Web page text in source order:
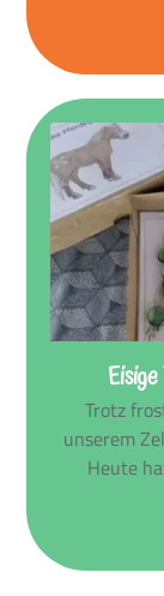
Trotz
unserem
Heute